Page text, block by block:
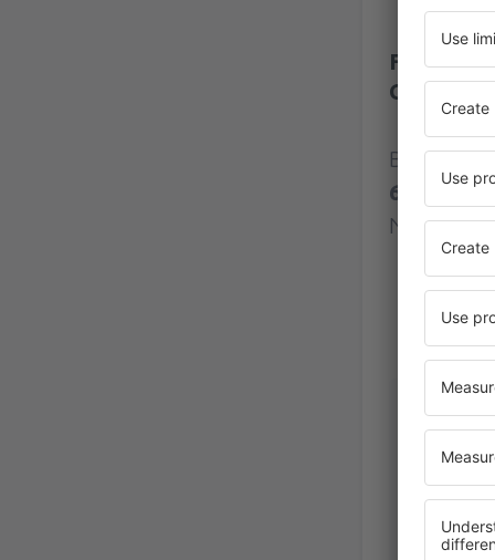
Catullo
66
Nutzer
Mauro
Italia,Juni